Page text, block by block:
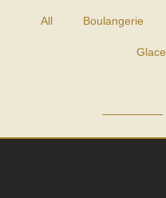
All Boulangerie
Glace